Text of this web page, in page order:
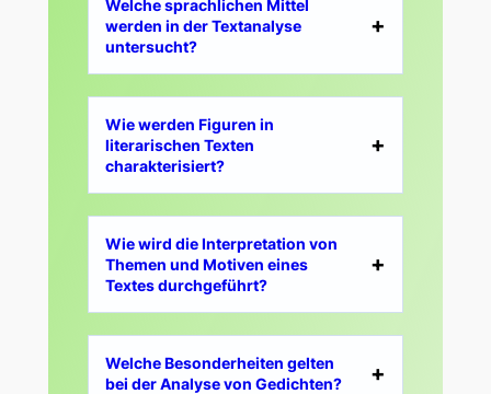
Welche sprachlichen Mittel
werden in der Textanalyse
untersucht?
Wie werden Figuren in
literarischen Texten
charakterisiert?
Wie wird die Interpretation von
Themen und Motiven eines
Textes durchgeführt?
Welche Besonderheiten gelten
bei der Analyse von Gedichten?